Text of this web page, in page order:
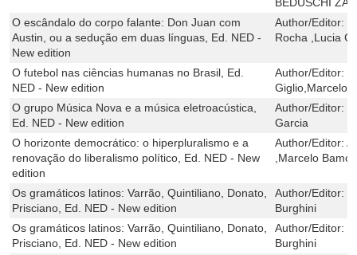
O escândalo do corpo falante: Don Juan com
Austin, ou a sedução em duas línguas, Ed. NED -
New edition
Author/Editor:
Rocha ,Lucia
O futebol nas ciências humanas no Brasil, Ed.
NED - New edition
Author/Editor:
Giglio,Marcelo
O grupo Música Nova e a música eletroacústica,
Ed. NED - New edition
Author/Editor:
Garcia
O horizonte democrático: o hiperpluralismo e a
renovação do liberalismo político, Ed. NED - New
edition
Author/Editor:
,Marcelo
Os gramáticos latinos: Varrão, Quintiliano, Donato,
Prisciano, Ed. NED - New edition
Author/Editor:
Burghini
Os gramáticos latinos: Varrão, Quintiliano, Donato,
Prisciano, Ed. NED - New edition
Author/Editor:
Burghini